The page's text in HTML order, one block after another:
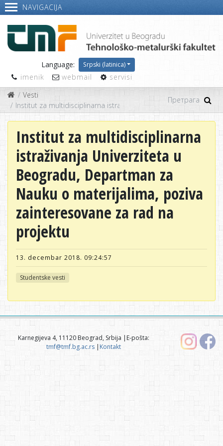
NAVIGACIJA
Language: Srpski (latinica)
imenik webmail
servisi
Vesti
Institut za multidisciplinarna istraživanja Univerziteta u
Institut za multidisciplinarna
istraživanja Univerziteta u
Beogradu, Departman za
Nauku o materijalima, poziva
zainteresovane za rad na
projektu
13. decembar 2018. 09:24:57
Studentske vesti
Karnegijeva 4, 11120 Beograd, Srbija |E-pošta:
tmf@tmf.bg.ac.rs|Kontakt